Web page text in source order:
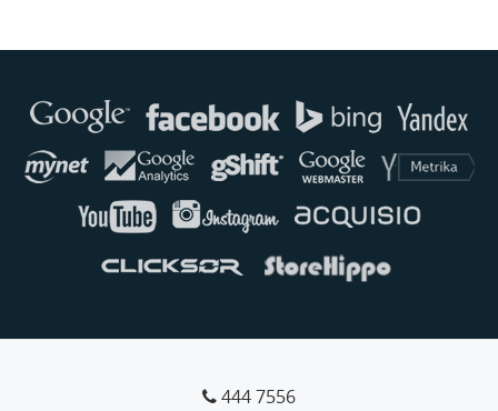
444 7556
Genellikle anında yanıt verir